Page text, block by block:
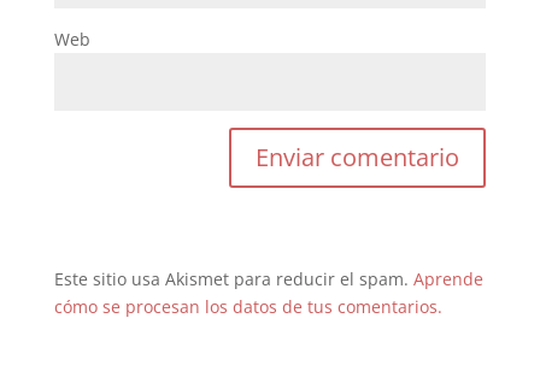
Web
Este sitio usa Akismet para reducir el spam. Aprende
cómo se procesan los datos de tus comentarios.